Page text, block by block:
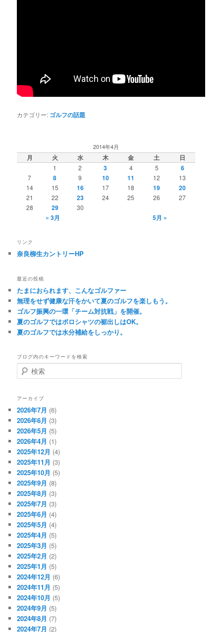
カテゴリー: ゴルフの話題
2014年4月
月 火 水 木 金 土 日
1 2 3 4 5 6
7 8 9 10 11 12
13
14
15 16 17 18 19 20
21 22 23 24 25 26
27
28
29 30
« 3月 5月 »
リンク
奈良柳生カントリーHP
最近の投稿
たまにおられます、こんなゴルファー
無理をせず健康な汗をかいて夏のゴルフを楽しもう。
ゴルフ振興の一環「チーム対抗戦」を開催。
夏のゴルフではポロシャツの裾出しはOK。
夏のゴルフでは水分補給をしっかり。
ブログ内のキーワードを検索
検
索
アーカイブ
2026年7月 (6)
2026年6月 (3)
2026年5月 (5)
2026年4月 (1)
2025年12月 (4)
2025年11月 (3)
2025年10月 (5)
2025年9月 (8)
2025年8月 (3)
2025年7月 (3)
2025年6月 (4)
2025年5月 (4)
2025年4月 (5)
2025年3月 (5)
2025年2月 (2)
2025年1月 (5)
2024年12月 (6)
2024年11月 (5)
2024年10月 (5)
2024年9月 (5)
2024年8月 (7)
2024年7月 (2)